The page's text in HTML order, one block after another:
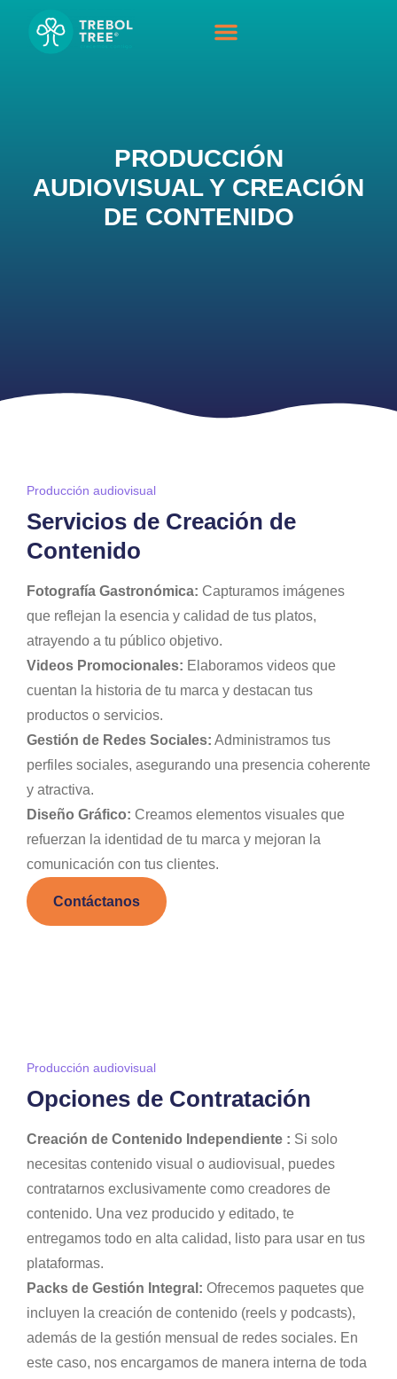
PRODUCCIÓN
AUDIOVISUAL Y CREACIÓN
DE CONTENIDO
Producción audiovisual
Servicios de Creación de
Contenido
Fotografía Gastronómica: Capturamos imágenes
que reflejan la esencia y calidad de tus platos,
atrayendo a tu público objetivo.
Videos Promocionales: Elaboramos videos que
cuentan la historia de tu marca y destacan tus
productos o servicios.
Gestión de Redes Sociales: Administramos tus
perfiles sociales, asegurando una presencia coherente
y atractiva.
Diseño Gráfico: Creamos elementos visuales que
refuerzan la identidad de tu marca y mejoran la
comunicación con tus clientes.
Contáctanos
Producción audiovisual
Opciones de Contratación
Creación de Contenido Independiente : Si solo
necesitas contenido visual o audiovisual, puedes
contratarnos exclusivamente como creadores de
contenido. Una vez producido y editado, te
entregamos todo en alta calidad, listo para usar en tus
plataformas.
Packs de Gestión Integral: Ofrecemos paquetes que
incluyen la creación de contenido (reels y podcasts),
además de la gestión mensual de redes sociales. En
este caso, nos encargamos de manera interna de toda